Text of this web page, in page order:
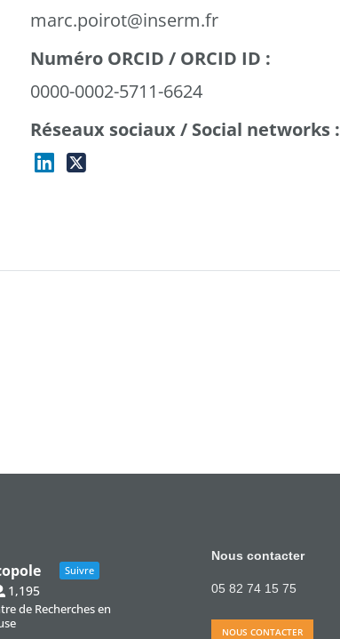
marc.poirot@inserm.fr
Numéro ORCID / ORCID ID :
0000-0002-5711-6624
Réseaux sociaux / Social networks :
Suivre
1,195
de Recherches en
Nous contacter
05 82 74 15 75
NOUS CONTACTER